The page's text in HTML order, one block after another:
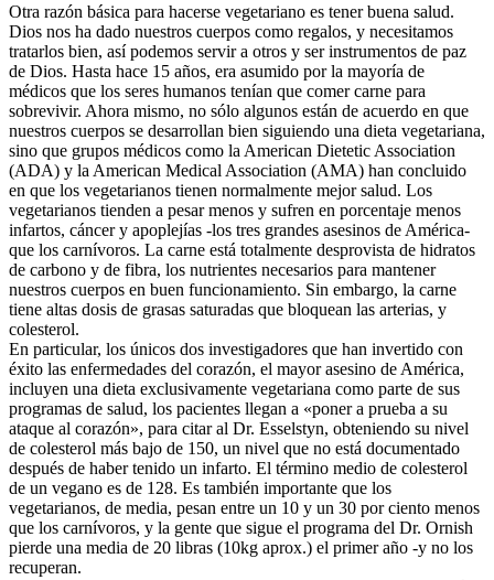
Otra razón básica para hacerse vegetariano es tener buena salud.
Dios nos ha dado nuestros cuerpos como regalos, y necesitamos
tratarlos bien, así podemos servir a otros y ser instrumentos de paz
de Dios. Hasta hace 15 años, era asumido por la mayoría de
médicos que los seres humanos tenían que comer carne para
sobrevivir. Ahora mismo, no sólo algunos están de acuerdo en que
nuestros cuerpos se desarrollan bien siguiendo una dieta vegetariana,
sino que grupos médicos como la American Dietetic Association
(ADA) y la American Medical Association (AMA) han concluido
en que los vegetarianos tienen normalmente mejor salud. Los
vegetarianos tienden a pesar menos y sufren en porcentaje menos
infartos, cáncer y apoplejías -los tres grandes asesinos de América-
que los carnívoros. La carne está totalmente desprovista de hidratos
de carbono y de fibra, los nutrientes necesarios para mantener
nuestros cuerpos en buen funcionamiento. Sin embargo, la carne
tiene altas dosis de grasas saturadas que bloquean las arterias, y
colesterol.
En particular, los únicos dos investigadores que han invertido con
éxito las enfermedades del corazón, el mayor asesino de América,
incluyen una dieta exclusivamente vegetariana como parte de sus
programas de salud, los pacientes llegan a «poner a prueba a su
ataque al corazón», para citar al Dr. Esselstyn, obteniendo su nivel
de colesterol más bajo de 150, un nivel que no está documentado
después de haber tenido un infarto. El término medio de colesterol
de un vegano es de 128. Es también importante que los
vegetarianos, de media, pesan entre un 10 y un 30 por ciento menos
que los carnívoros, y la gente que sigue el programa del Dr. Ornish
pierde una media de 20 libras (10kg aprox.) el primer año -y no los
recuperan.